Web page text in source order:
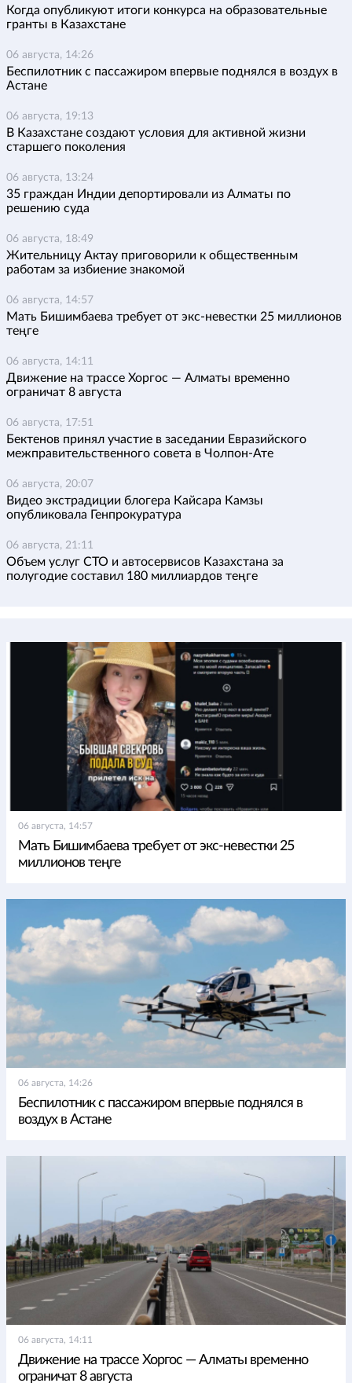
Когда опубликуют итоги конкурса на образовательные
гранты в Казахстане
06 августа, 14:26
Беспилотник с пассажиром впервые поднялся в воздух в
Астане
06 августа, 19:13
В Казахстане создают условия для активной жизни
старшего поколения
06 августа, 13:24
35 граждан Индии депортировали из Алматы по
решению суда
06 августа, 18:49
Жительницу Актау приговорили к общественным
работам за избиение знакомой
06 августа, 14:57
Мать Бишимбаева требует от экс-невестки 25 миллионов
теңге
06 августа, 14:11
Движение на трассе Хоргос — Алматы временно
ограничат 8 августа
06 августа, 17:51
Бектенов принял участие в заседании Евразийского
межправительственного совета в Чолпон-Ате
06 августа, 20:07
Видео экстрадиции блогера Кайсара Камзы
опубликовала Генпрокуратура
06 августа, 21:11
Объем услуг СТО и автосервисов Казахстана за
полугодие составил 180 миллиардов теңге
06 августа, 14:57
Мать Бишимбаева требует от экс-невестки 25
миллионов теңге
06 августа, 14:26
Беспилотник с пассажиром впервые поднялся в
воздух в Астане
06 августа, 14:11
Движение на трассе Хоргос — Алматы временно
ограничат 8 августа